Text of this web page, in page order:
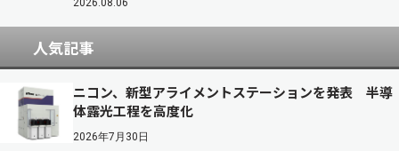
2026.08.06
人気記事
ニコン、新型アライメントステーションを発表 半導
体露光工程を高度化
2026年7月30日